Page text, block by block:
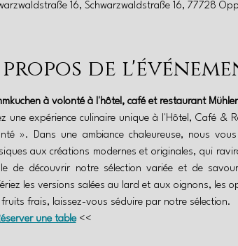
16, Schwarzwaldstraße 16, 77728
propos de
à volonté à l'hôtel, café et restaurant
une expérience culinaire unique à l'Hôtel, Café &
». Dans une ambiance chaleureuse, nous
aux créations modernes et originales, qui
de découvrir notre sélection variée et de
les versions salées au lard et aux oignons, les
frais, laissez-vous séduire par notre sélection.
une table <<